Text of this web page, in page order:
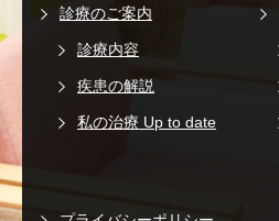
診療のご案内
診療内容
疾患の解説
私の治療 Up to date